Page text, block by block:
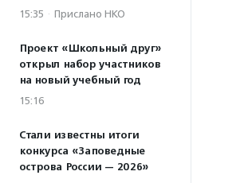
15:35 · Прислано НКО
Проект «Школьный друг»
открыл набор участников
на новый учебный год
15:16
Стали известны итоги
конкурса «Заповедные
острова России — 2026»